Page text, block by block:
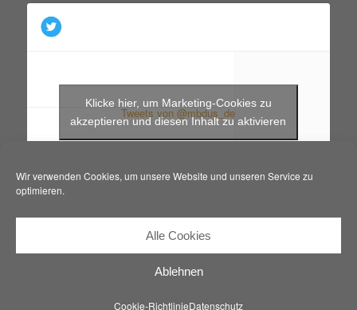
Wir verwenden Cookies, um unsere Website und unseren Service zu
optimieren.
Alle Cookies
Ablehnen
Cookie-RichtlinieDatenschutz
Tweets von @mbdus_de
Klicke hier, um Marketing-Cookies zu
akzeptieren und diesen Inhalt zu aktivieren
© Copyright - mbdus - Softwareentwicklung